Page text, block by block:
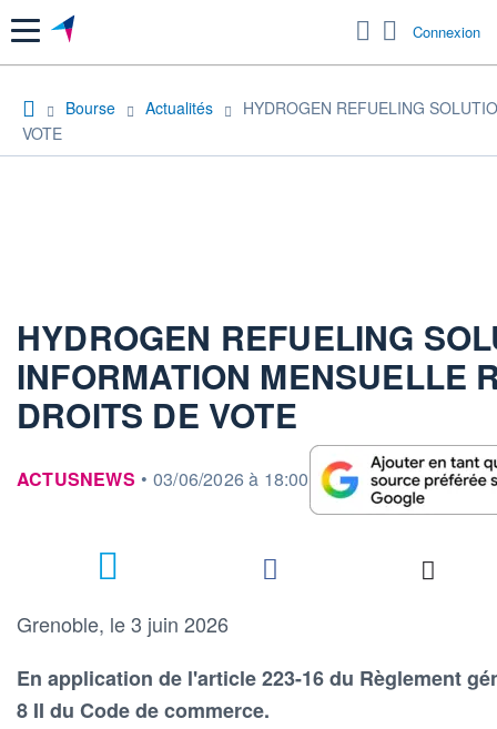
Menu Connexion
Bourse Actualités
HYDROGEN REFUELING
VOTE
HYDROGEN REFUELING
INFORMATION MENSUELLE
DROITS DE VOTE
information fournie par
ACTUSNEWS • 03/06/2026 à 18:00
Grenoble, le 3 juin 2026
En application de l'article 223-16 du Règlement
8 II du Code de commerce.